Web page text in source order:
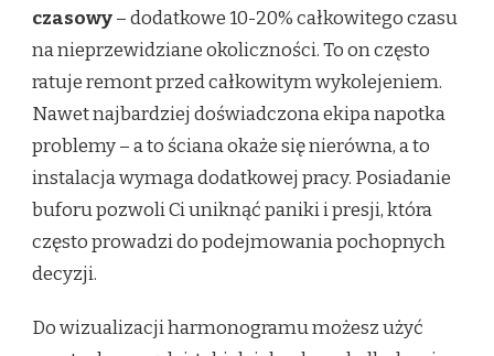
czasowy– dodatkowe 10-20% całkowitego czasu
na nieprzewidziane okoliczności. To on często
ratuje remont przed całkowitym wykolejeniem.
Nawet najbardziej doświadczona ekipa napotka
problemy – a to ściana okaże się nierówna, a to
instalacja wymaga dodatkowej pracy. Posiadanie
buforu pozwoli Ci uniknąć paniki i presji, która
często prowadzi do podejmowania pochopnych
decyzji.
Do wizualizacji harmonogramu możesz użyć